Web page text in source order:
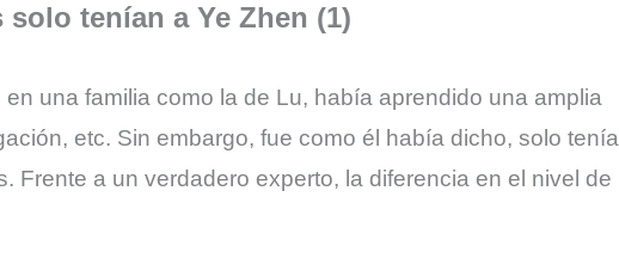
tenían a Ye Zhen (1)
una familia como la de Lu, había aprendido una amplia
etc. Sin embargo, fue como él había dicho, solo tenía
a un verdadero experto, la diferencia en el nivel de